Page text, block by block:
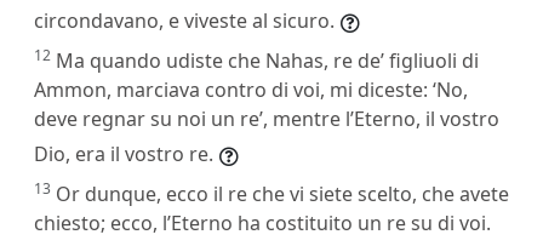
circondavano, e viveste al sicuro.
12 Ma quando udiste che Nahas, re de’ figliuoli di
Ammon, marciava contro di voi, mi diceste: ‘No,
deve regnar su noi un re’, mentre l’Eterno, il vostro
Dio, era il vostro re.
13 Or dunque, ecco il re che vi siete scelto, che avete
chiesto; ecco, l’Eterno ha costituito un re su di voi.